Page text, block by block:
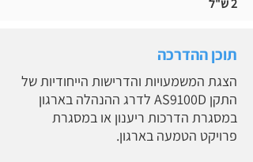
2 ש"ל
תוכן ההדרכה
הצגת המשמעויות והדרישות הייחודיות של
התקן AS9100D לדרג ההנהלה בארגון
במסגרת הדרכות ריענון או במסגרת
פרויקט הטמעה בארגון.